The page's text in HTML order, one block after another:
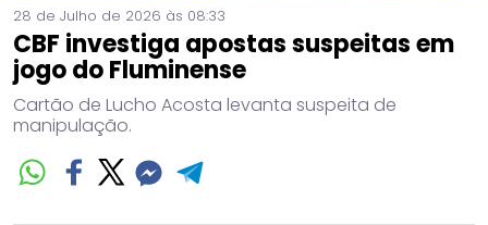
28 de Julho de 2026 às 08:33
CBF investiga apostas suspeitas em
jogo do Fluminense
Cartão de Lucho Acosta levanta suspeita de
manipulação.